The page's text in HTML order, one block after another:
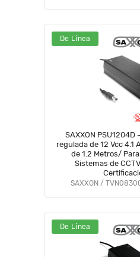
De Línea
SAXXON
regulada de 12 Vcc 4.1
de 1.2 Metros/
Sistemas de
SAXXON /
De Línea